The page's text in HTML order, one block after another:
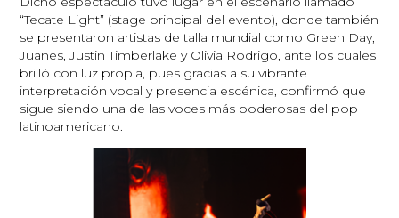
“Tecate Light” (stage principal del evento), donde también
se presentaron artistas de talla mundial como Green Day,
Juanes, Justin Timberlake y Olivia Rodrigo, ante los cuales
brilló con luz propia, pues gracias a su vibrante
interpretación vocal y presencia escénica, confirmó que
sigue siendo una de las voces más poderosas del pop
latinoamericano.